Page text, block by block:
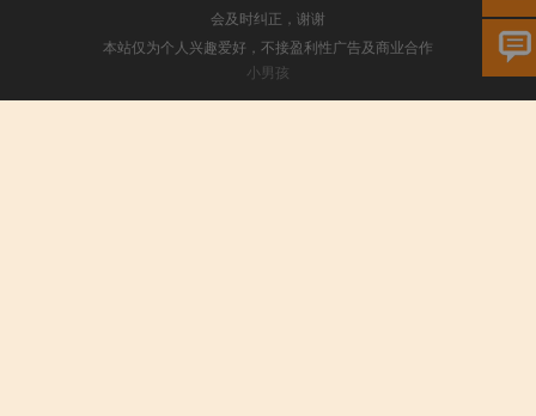
会及时纠正，谢谢
本站仅为个人兴趣爱好，不接盈利性广告及商业合作
小男孩